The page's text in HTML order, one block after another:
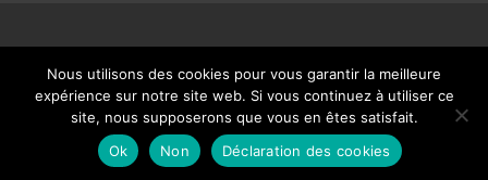
Page d’accueil Mentions légales
Contact
Déclaration des cookies
Nous utilisons des cookies pour vous garantir la meilleure
expérience sur notre site web. Si vous continuez à utiliser ce
site, nous supposerons que vous en êtes satisfait.
Ok
Non Déclaration des cookies